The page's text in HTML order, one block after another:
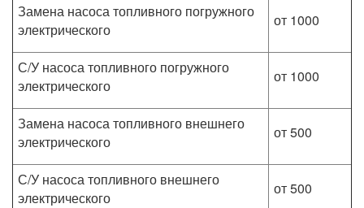
Замена насоса топливного погружного
электрического
от 1000
С/У насоса топливного погружного
электрического
от 1000
Замена насоса топливного внешнего
электрического
от 500
С/У насоса топливного внешнего
электрического
от 500